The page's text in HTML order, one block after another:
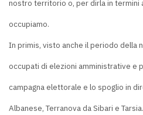
nostro territorio o, per dirla in termini
occupiamo.
In primis, visto anche il periodo della
occupati di elezioni amministrative e
campagna elettorale e lo spoglio in
Albanese, Terranova da Sibari e